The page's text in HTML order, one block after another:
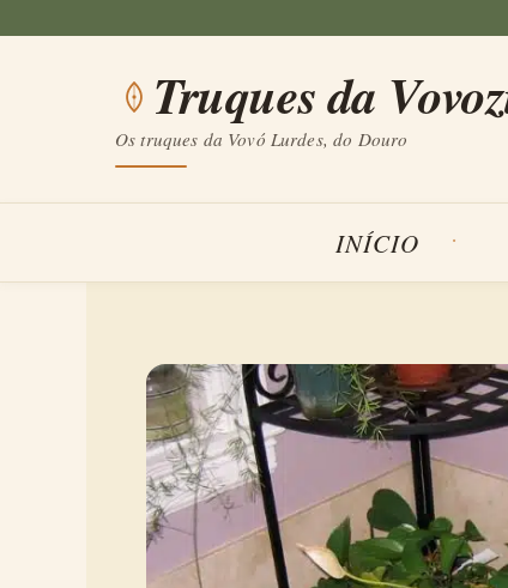
conteúdo
Truques da
Os truques da Vovó Lurdes, do Douro
INÍCIO